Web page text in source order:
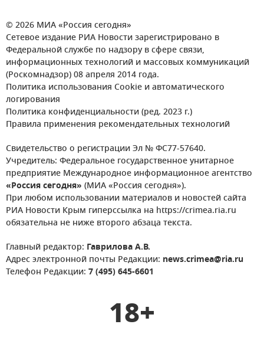
© 2026 МИА «Россия сегодня»
Сетевое издание РИА Новости зарегистрировано в
Федеральной службе по надзору в сфере связи,
информационных технологий и массовых коммуникаций
(Роскомнадзор) 08 апреля 2014 года.
Политика использования Cookie и автоматического
логирования
Политика конфиденциальности (ред. 2023 г.)
Правила применения рекомендательных технологий
Свидетельство о регистрации Эл № ФС77-57640.
Учредитель: Федеральное государственное унитарное
предприятие Международное информационное агентство
«Россия сегодня» (МИА «Россия сегодня»).
При любом использовании материалов и новостей сайта
РИА Новости Крым гиперссылка на https://crimea.ria.ru
обязательна не ниже второго абзаца текста.
Главный редактор: Гаврилова А.В.
Адрес электронной почты Редакции: news.crimea@ria.ru
Телефон Редакции: 7 (495) 645-6601
18+